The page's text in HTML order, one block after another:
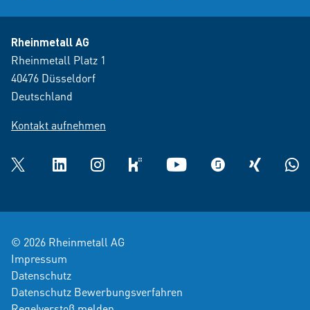
Rheinmetall AG
Rheinmetall Platz 1
40476 Düsseldorf
Deutschland
Kontakt aufnehmen
Twitter LinkedInInstagramkununu YouTube glassdoorXING
© 2026 Rheinmetall AG
Impressum
Datenschutz
Datenschutz Bewerbungsverfahren